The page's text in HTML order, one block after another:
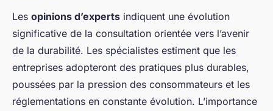
Les opinions d’experts indiquent une évolution
significative de la consultation orientée vers l’avenir
de la durabilité. Les spécialistes estiment que les
entreprises adopteront des pratiques plus durables,
poussées par la pression des consommateurs et les
réglementations en constante évolution. L’importance